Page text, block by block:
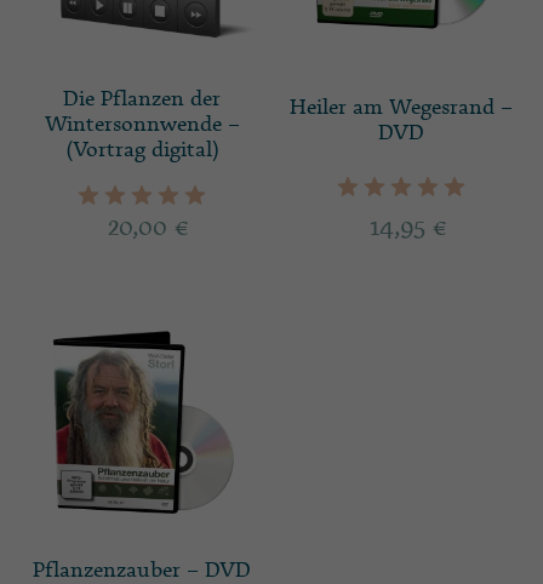
Die Pflanzen der
Wintersonnwende –
(Vortrag digital)
20,00 €
Heiler am Wegesrand –
DVD
14,95 €
Pflanzenzauber – DVD